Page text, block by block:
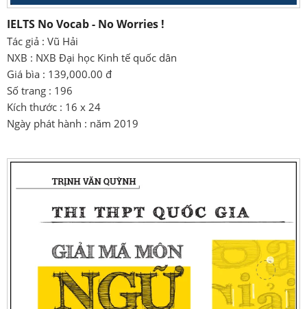
IELTS No Vocab - No Worries !
Tác giả : Vũ Hải
NXB : NXB Đại học Kinh tế quốc dân
Giá bìa : 139,000.00 đ
Số trang : 196
Kích thước : 16 x 24
Ngày phát hành : năm 2019